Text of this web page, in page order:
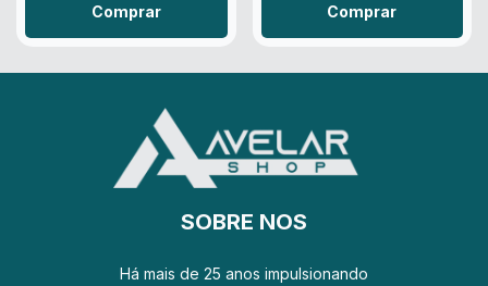
Comprar Comprar
SOBRE NOS
Há mais de 25 anos impulsionando